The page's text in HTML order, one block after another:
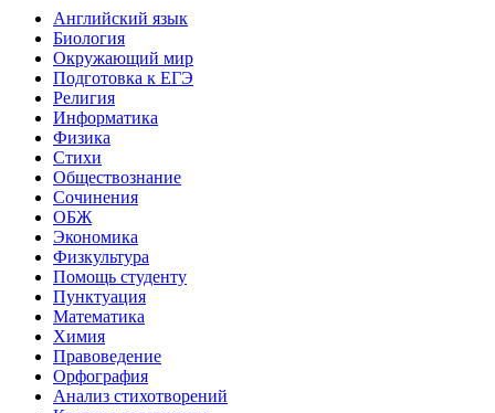
Английский язык
Биология
Окружающий мир
Подготовка к ЕГЭ
Религия
Информатика
Физика
Стихи
Обществознание
Сочинения
ОБЖ
Экономика
Физкультура
Помощь студенту
Пунктуация
Математика
Химия
Правоведение
Орфография
Анализ стихотворений